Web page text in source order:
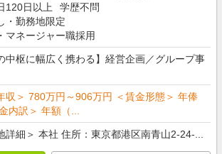
120日以上
学歴不問
・勤務地限定
マネージャー職採用
中枢に幅広く携わる】経営企画／グループ事
収＞ 780万円～906万円 ＜賃金形態＞ 年俸
内訳＞ 年額（...
詳細＞ 本社 住所：東京都港区南青山2-24-...